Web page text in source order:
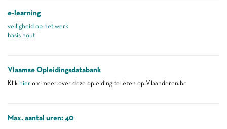
e-learning
veiligheid op het werk
basis hout
Vlaamse Opleidingsdatabank
Klik hier om meer over deze opleiding te lezen op Vlaanderen.be
Max. aantal uren: 40